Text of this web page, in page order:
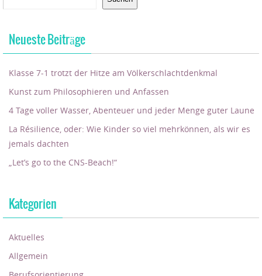
Neueste Beiträge
Klasse 7-1 trotzt der Hitze am Völkerschlachtdenkmal
Kunst zum Philosophieren und Anfassen
4 Tage voller Wasser, Abenteuer und jeder Menge guter Laune
La Résilience, oder: Wie Kinder so viel mehrkönnen, als wir es
jemals dachten
„Let’s go to the CNS-Beach!“
Kategorien
Aktuelles
Allgemein